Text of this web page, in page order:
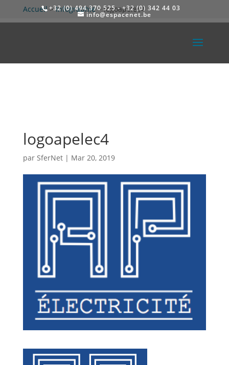
+32 (0) 494 370 525 - +32 (0) 342 44 03
info@espacenet.be
Accueil>Infographie>logoapelec4
logoapelec4
par SferNet| Mar 20, 2019